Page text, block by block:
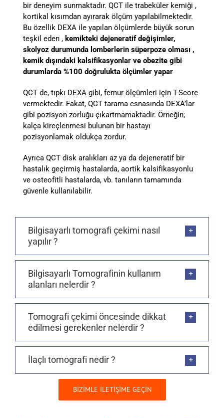
bir deneyim sunmaktadır. QCT ile trabeküler kemiği ,
kortikal kısımdan ayırarak ölçüm yapılabilmektedir.
Bu özellik DEXA ile yapılan ölçümlerde büyük sorun
teşkil eden , kemikteki dejeneratif değişimler,
skolyoz durumunda lomberlerin süperpoze olması ,
kemik dışındaki kalsifikasyonlar ve obezite gibi
durumlarda %100 doğrulukta ölçümler yapar
QCT de, tıpkı DEXA gibi, femur ölçümleri için T-Score
vermektedir. Fakat, QCT tarama esnasında DEXA’lar
gibi pozisyon zorluğu çıkartmamaktadir. Örneğin;
kalça kireçlenmesi bulunan bir hastayı
pozisyonlamak oldukça zordur.
Ayrıca QCT disk aralıkları az ya da dejeneratif bir
hastalık geçirmiş hastalarda, aortik kalsifikasyonlu
ve osteofitli hastalarda, vb. tanıların tamamında
güvenle kullanılabilir.
Bilgisayarlı tomografi çekimi nasıl
yapılır ?
Bilgisayarlı Tomografinin kullanım
alanları nelerdir ?
Tomografi çekimi öncesinde dikkat
edilmesi gerekenler nelerdir ?
İlaçlı tomografi nedir ?
BİZİMLE İLETİŞİME GEÇİN